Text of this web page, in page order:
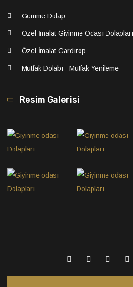
Gömme Dolap
Özel İmalat Giyinme Odası Dolapları
Özel İmalat Gardırop
Mutfak Dolabı - Mutfak Yenileme
Resim Galerisi